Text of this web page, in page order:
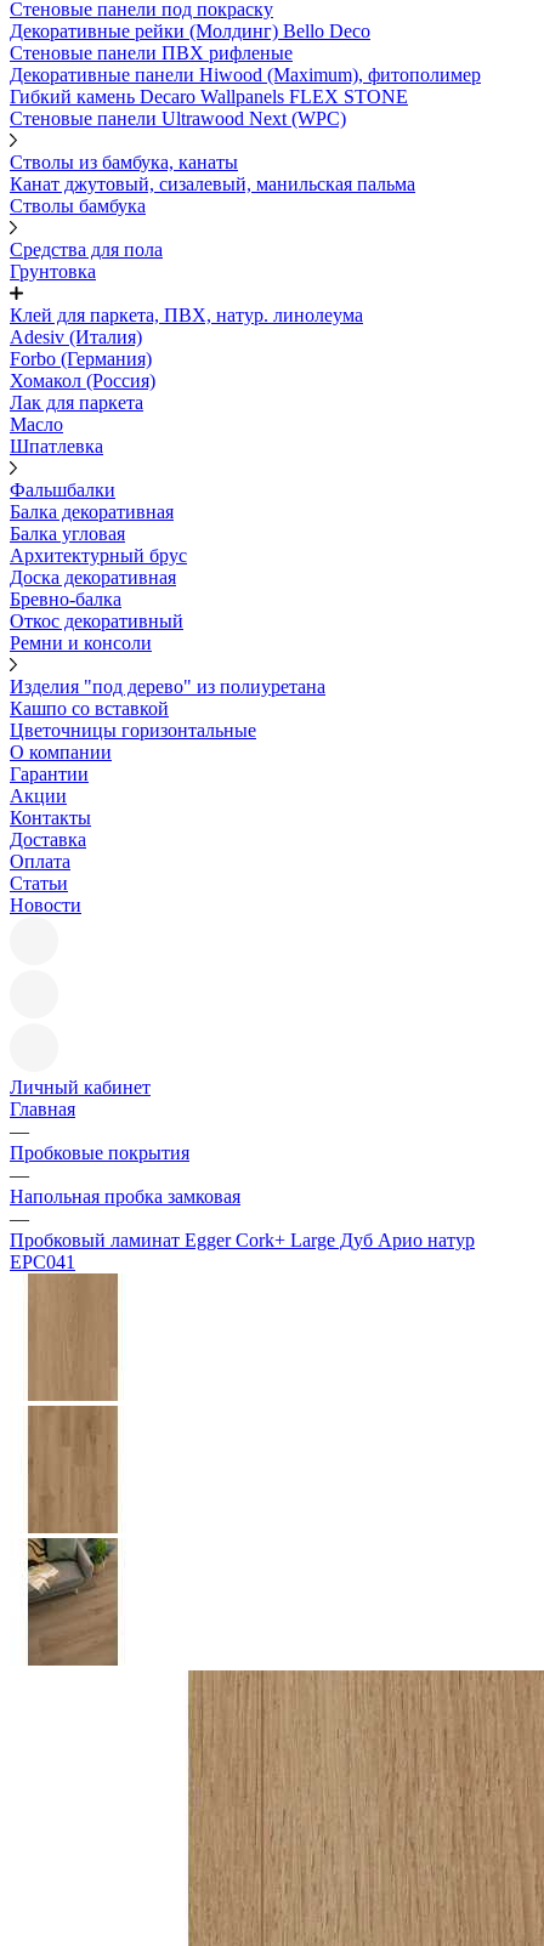
Стеновые панели под покраску
Декоративные рейки (Молдинг) Bello Deco
Стеновые панели ПВХ рифленыe
Декоративные панели Hiwood (Maximum), фитополимер
Гибкий камень Decaro Wallpanels FLEX STONE
Стеновые панели Ultrawood Next (WPC)
Стволы из бамбука, канаты
Канат джутовый, сизалевый, манильская пальма
Стволы бамбука
Средства для пола
Грунтовка
Клей для паркета, ПВХ, натур. линолеума
Adesiv (Италия)
Forbo (Германия)
Хомакол (Россия)
Лак для паркета
Масло
Шпатлевка
Фальшбалки
Балка декоративная
Балка угловая
Архитектурный брус
Доска декоративная
Бревно-балка
Откос декоративный
Ремни и консоли
Изделия "под дерево" из полиуретана
Кашпо со вставкой
Цветочницы горизонтальные
О компании
Гарантии
Акции
Контакты
Доставка
Оплата
Статьи
Новости
Личный кабинет
Главная
—
Пробковые покрытия
—
Напольная пробка замковая
—
Пробковый ламинат Egger Cork+ Large Дуб Арио натур
EPC041